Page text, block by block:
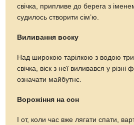
свічка, припливе до берега з
судилось створити сім’ю.
Виливання воску
Над широкою тарілкою з водою
свічка, віск з неї виливався у різні
означати майбутнє.
Ворожіння на сон
І от, коли час вже лягати спати,